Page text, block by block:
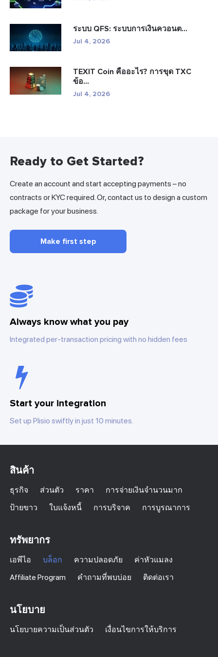
ระบบ QFS: ระบบการเงินควอนต...
Jul 4, 2026
TEXIT Coin คืออะไร? การขุด TXC
ข้อ...
Jul 4, 2026
Ready to Get Started?
Create an account and start accepting payments – no
contracts or KYC required. Or, contact us to design a custom
package for your business.
Make first step
Always know what you pay
Integrated per-transaction pricing with no hidden fees
Start your integration
Set up Plisio swiftly in just 10 minutes.
สินค้า
ธุรกิจ ส่วนตัว ราคา
การจ่ายเงินจำนวนมาก
ป้ายขาว
ใบแจ้งหนี้ การบริจาค การบูรณาการ
ทรัพยากร
เอพีไอ บล็อก ความปลอดภัย
ค่าหัวแมลง
Affiliate Program
คำถามที่พบบ่อย ติดต่อเรา
นโยบาย
นโยบายความเป็นส่วนตัว เงื่อนไขการให้บริการ